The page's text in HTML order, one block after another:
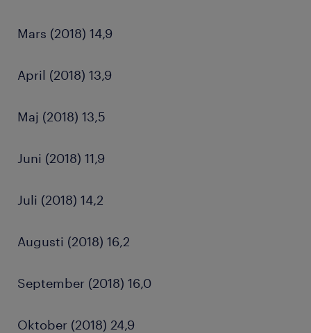
Mars (2018) 14,9
April (2018) 13,9
Maj (2018) 13,5
Juni (2018) 11,9
Juli (2018) 14,2
Augusti (2018) 16,2
September (2018) 16,0
Oktober (2018) 24,9